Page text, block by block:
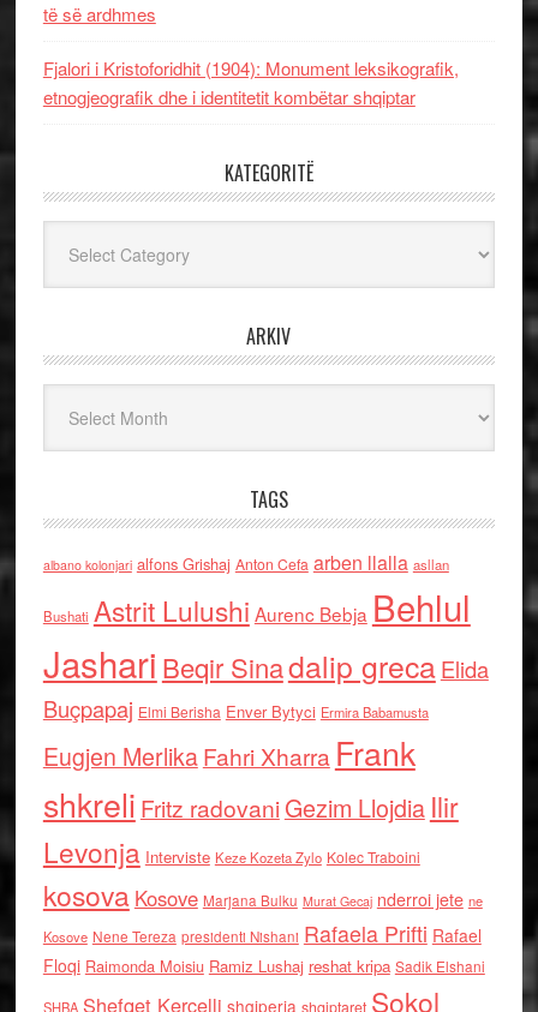
të së ardhmes
Fjalori i Kristoforidhit (1904): Monument leksikografik,
etnogjeografik dhe i identitetit kombëtar shqiptar
KATEGORITË
ARKIV
TAGS
albano kolonjari alfons Grishaj Anton Cefa arben llalla asllan
Bushati Astrit Lulushi Aurenc Bebja Behlul
Jashari Beqir Sinadalip grecaElida
Buçpapaj Elmi Berisha Enver Bytyci Ermira Babamusta
Eugjen MerlikaFahri Xharra Frank
shkreli Fritz radovaniGezim Llojdia Ilir
Levonja Interviste Keze Kozeta Zylo Kolec Traboini
kosova Kosove Marjana Bulku Murat Gecaj nderroi jete ne
Kosove Nene Tereza presidenti Nishani Rafaela Prifti Rafael
Floqi Raimonda Moisiu Ramiz Lushaj reshat kripa Sadik Elshani
SHBA Shefqet Kercelli shqiperia shqiptaret Sokol